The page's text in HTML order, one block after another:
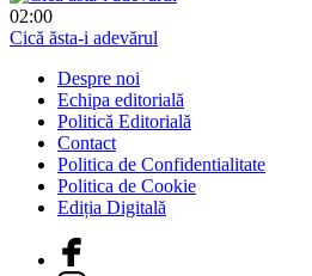
02:00
Cică ăsta-i adevărul
Despre noi
Echipa editorială
Politică Editorială
Contact
Politica de Confidentialitate
Politica de Cookie
Ediția Digitală